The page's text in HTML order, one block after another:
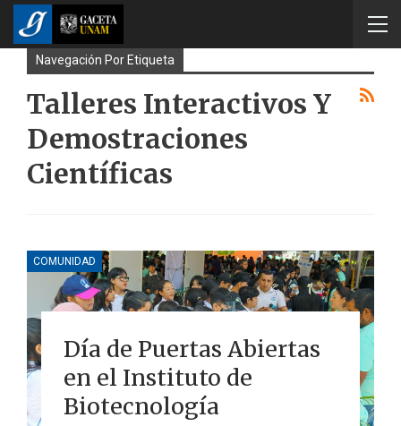
Navegación Por Etiqueta
Talleres Interactivos Y
Demostraciones
Científicas
COMUNIDAD
Día de Puertas Abiertas
en el Instituto de
Biotecnología